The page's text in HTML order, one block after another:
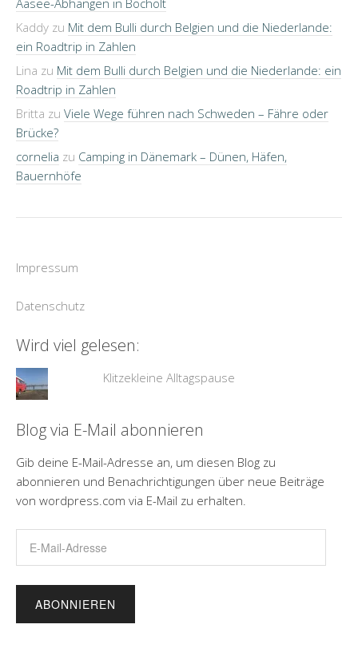
Kaddy zu Mit dem Bulli durch Belgien und die Niederlande:
ein Roadtrip in Zahlen
Lina zu Mit dem Bulli durch Belgien und die Niederlande: ein
Roadtrip in Zahlen
Britta zu Viele Wege führen nach Schweden – Fähre oder
Brücke?
cornelia zu Camping in Dänemark – Dünen, Häfen,
Bauernhöfe
Impressum
Datenschutz
Wird viel gelesen:
Klitzekleine Alltagspause
Blog via E-Mail abonnieren
Gib deine E-Mail-Adresse an, um diesen Blog zu
abonnieren und Benachrichtigungen über neue Beiträge
von wordpress.com via E-Mail zu erhalten.
Mail-